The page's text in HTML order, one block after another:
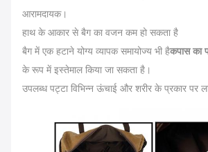
आरामदायक।
हाथ के आकार से बैग का वजन कम हो सकता है
बैग में एक हटाने योग्य व्यापक समायोज्य भी हैकपास का
के रूप में इस्तेमाल किया जा सकता है।
उपलब्ध पट्टा विभिन्न ऊंचाई और शरीर के प्रकार पर